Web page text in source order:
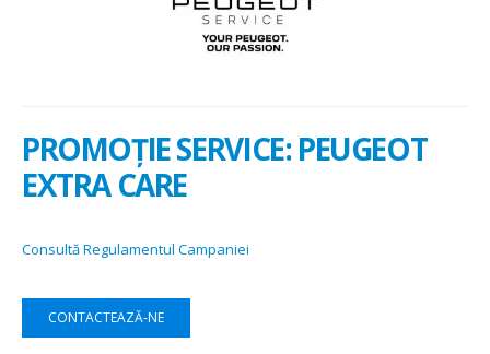
PROMOȚIE SERVICE: PEUGEOT
EXTRA CARE
Consultă Regulamentul Campaniei
CONTACTEAZĂ-NE